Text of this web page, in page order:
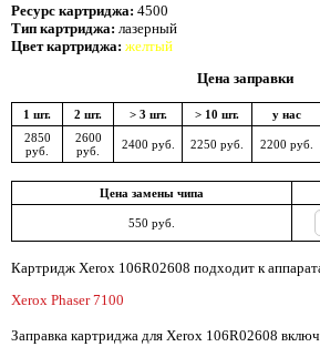
Ресурс картриджа: 4500
Тип картриджа: лазерный
Цвет картриджа: желтый
Цена заправки
1 шт. 2 шт. > 3 шт. > 10 шт. у нас
2850
руб.
2600
руб.
2400 руб. 2250 руб. 2200 руб.
Цена замены чипа
550 руб.
Картридж Xerox 106R02608 подходит к
Xerox Phaser 7100
Заправка картриджа для Xerox 106R02608